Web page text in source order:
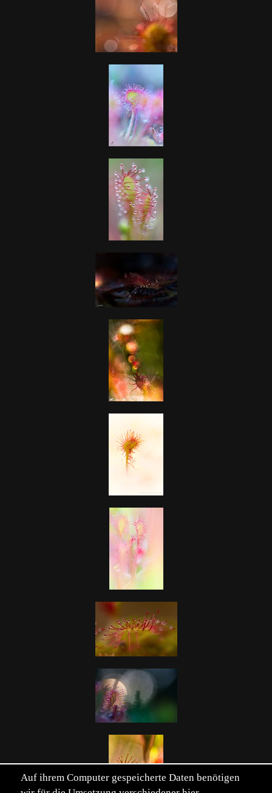
Auf ihrem Computer gespeicherte Daten benötigen